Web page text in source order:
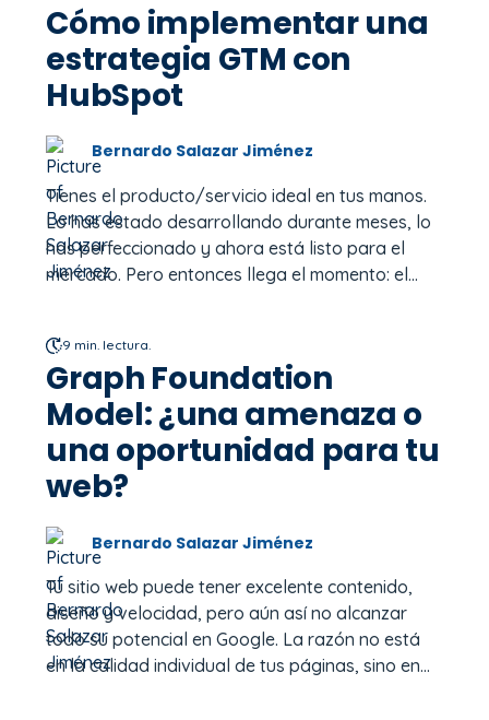
Cómo implementar una
estrategia GTM con
HubSpot
Bernardo Salazar Jiménez
Tienes el producto/servicio ideal en tus manos.
Lo has estado desarrollando durante meses, lo
has perfeccionado y ahora está listo para el
mercado. Pero entonces llega el momento: el...
9 min. lectura.
Graph Foundation
Model: ¿una amenaza o
una oportunidad para tu
web?
Bernardo Salazar Jiménez
Tu sitio web puede tener excelente contenido,
diseño y velocidad, pero aún así no alcanzar
todo su potencial en Google. La razón no está
en la calidad individual de tus páginas, sino en...